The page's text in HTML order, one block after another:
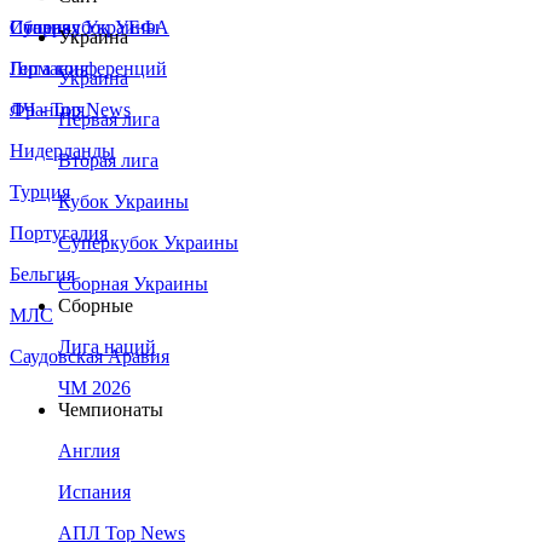
Сборная Украины
Италия
Германия
Франция
Нидерланды
Турция
Португалия
Бельгия
МЛС
Саудовская Аравия
Суперкубок УЕФА
Лига конференций
ЛЧ - Top News
Украина
Украина
Первая лига
Вторая лига
Кубок Украины
Суперкубок Украины
Сборная Украины
Сборные
Лига наций
ЧМ 2026
Чемпионаты
Англия
Испания
АПЛ Top News